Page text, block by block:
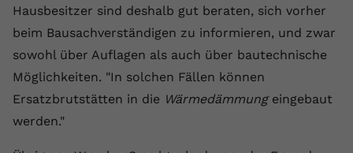
Hausbesitzer sind deshalb gut beraten, sich vorher
beim Bausachverständigen zu informieren, und zwar
sowohl über Auflagen als auch über bautechnische
Möglichkeiten. "In solchen Fällen können
Ersatzbrutstätten in die Wärmedämmungeingebaut
werden."